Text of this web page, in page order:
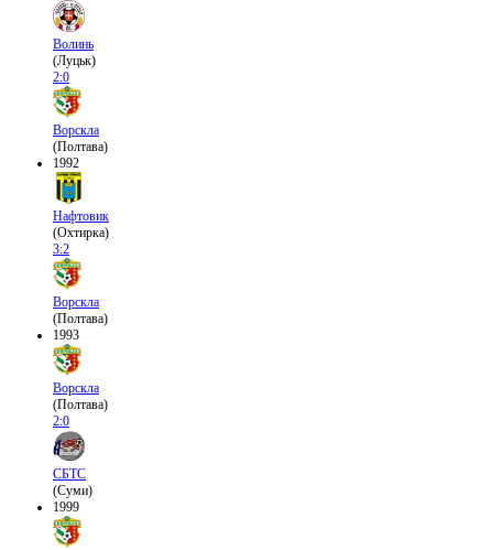
Волинь
(Луцьк)
2:0
Ворскла
(Полтава)
1992
Нафтовик
(Охтирка)
3:2
Ворскла
(Полтава)
1993
Ворскла
(Полтава)
2:0
СБТС
(Суми)
1999